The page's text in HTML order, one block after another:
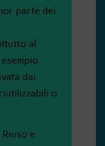
parte dei
al
dai
o
e